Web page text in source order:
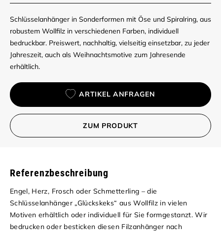
Schlüsselanhänger in Sonderformen mit Öse und Spiralring, aus
robustem Wollfilz in verschiedenen Farben, individuell
bedruckbar. Preiswert, nachhaltig, vielseitig einsetzbar, zu jeder
Jahreszeit, auch als Weihnachtsmotive zum Jahresende
erhältlich.
ARTIKEL ANFRAGEN
ZUM PRODUKT
Referenzbeschreibung
Engel, Herz, Frosch oder Schmetterling – die
Schlüsselanhänger „Glückskeks“ aus Wollfilz in vielen
Motiven erhältlich oder individuell für Sie formgestanzt. Wir
bedrucken oder besticken diesen Filzanhänger nach